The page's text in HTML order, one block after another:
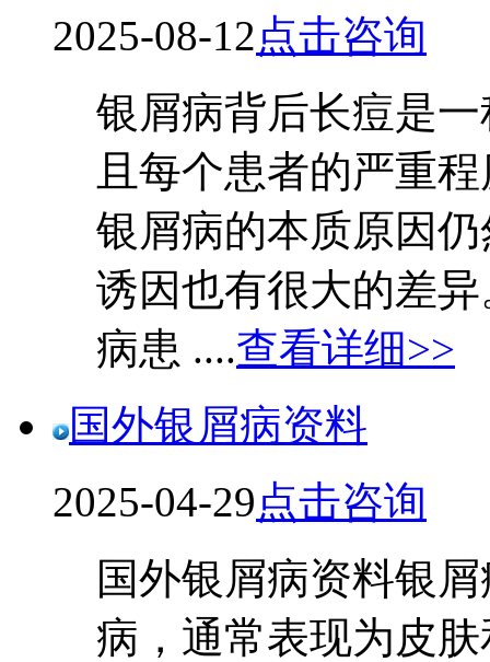
2025-08-12点击咨询
银屑病背后长痘是
且每个患者的严重
银屑病的本质原因
诱因也有很大的差
病患 ....查看详细>>
国外银屑病资料
2025-04-29点击咨询
国外银屑病资料银
病，通常表现为皮